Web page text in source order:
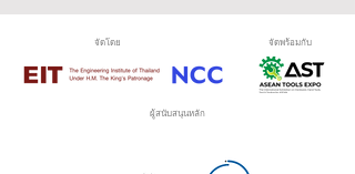
จัดโดย จัดพร้อมกับ
ผู้สนับสนุนหลัก